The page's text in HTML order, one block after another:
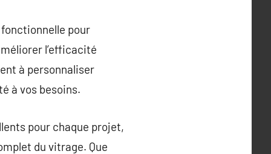
pour
l’efficacité
à personnaliser
à vos besoins.
pour chaque projet,
du vitrage. Que